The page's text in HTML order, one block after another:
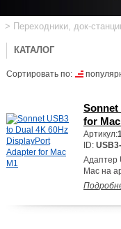
> Переходники, док-
КАТАЛОГ
Сортировать по:
Sonnet
for
Артикул:
ID:
Адаптер
Mac на